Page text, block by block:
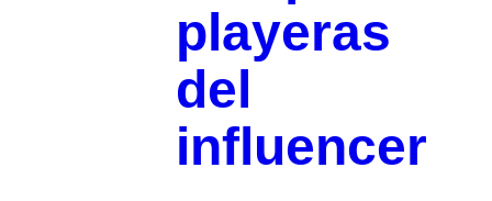
playeras
del
influencer